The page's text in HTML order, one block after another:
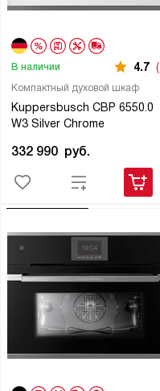
Компактный духовой шкаф
Kuppersbusch CBP 6550.0
W3 Silver Chrome
В наличии 4.7
332 990 руб.